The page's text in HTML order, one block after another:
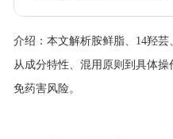
介绍： 本文解析胺鲜脂、14羟芸
从成分特性、混用原则到具体
免药害风险。